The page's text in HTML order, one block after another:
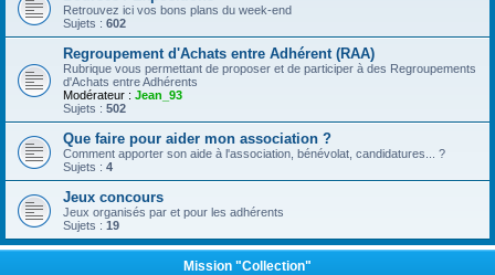
Retrouvez ici vos bons plans du week-end
Sujets : 602
Regroupement d'Achats entre Adhérent (RAA)
Rubrique vous permettant de proposer et de participer à des Regroupements
d'Achats entre Adhérents
Modérateur : Jean_93
Sujets : 502
Que faire pour aider mon association ?
Comment apporter son aide à l'association, bénévolat, candidatures... ?
Sujets : 4
Jeux concours
Jeux organisés par et pour les adhérents
Sujets : 19
Mission "Collection"